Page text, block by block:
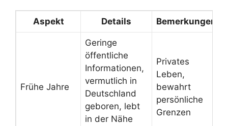
Aspekt Details Bemerkungen
Frühe Jahre
Geringe
öffentliche
Informationen,
vermutlich in
Deutschland
geboren, lebt
in der Nähe
Privates
Leben,
bewahrt
persönliche
Grenzen